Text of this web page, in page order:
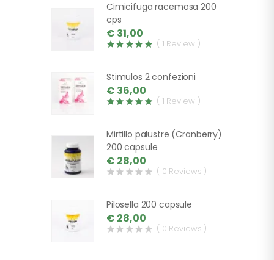
Cimicifuga racemosa 200
cps
€ 31,00
( 1 Review )
Stimulos 2 confezioni
€ 36,00
( 1 Review )
Mirtillo palustre (Cranberry)
200 capsule
€ 28,00
( 0 Reviews )
Pilosella 200 capsule
€ 28,00
( 0 Reviews )